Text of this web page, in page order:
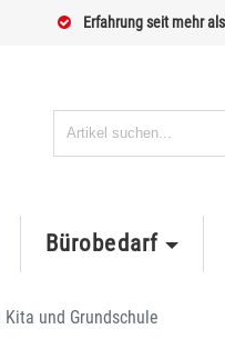
Erfahrung seit mehr
Bürobedarf
und Grundschule